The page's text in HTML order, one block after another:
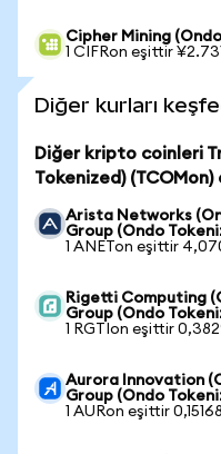
Cipher Mining
1 CIFRon eşittir
Diğer kurları
Diğer kripto coinleri
Tokenized)
Arista Networks
Group (Ondo
1 ANETon eşittir
Rigetti Computing
Group (Ondo
1 RGTIon eşittir
Aurora Innovation
Group (Ondo
1 AURon eşittir